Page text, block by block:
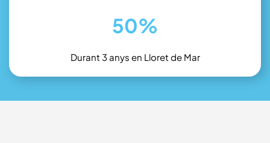
50%
Durant 3 anys en Lloret de Mar